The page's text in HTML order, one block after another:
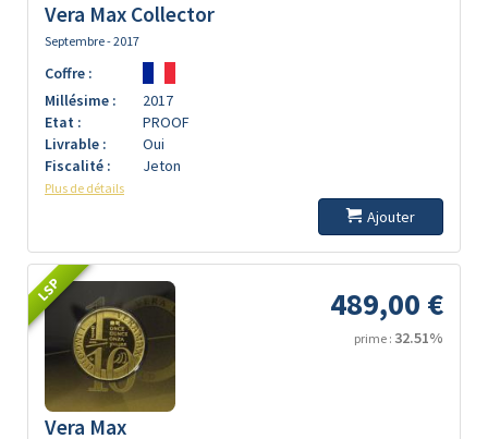
Vera Max Collector
Septembre - 2017
Coffre :
Millésime :
2017
Etat :
PROOF
Livrable :
Oui
Fiscalité :
Jeton
Plus de détails
Ajouter
LSP 489,00 €
prime : 32.51%
Vera Max